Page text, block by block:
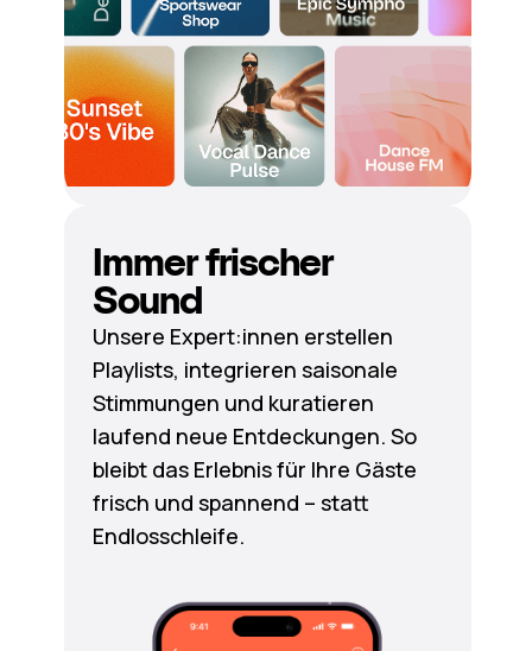
Immer frischer
Sound
Unsere Expert:innen erstellen
Playlists, integrieren saisonale
Stimmungen und kuratieren
laufend neue Entdeckungen. So
bleibt das Erlebnis für Ihre Gäste
frisch und spannend – statt
Endlosschleife.